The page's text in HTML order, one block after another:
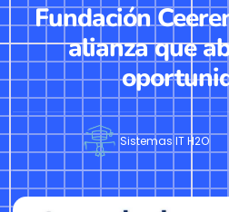
Fundación
alianza que
Sistemas IT H2O